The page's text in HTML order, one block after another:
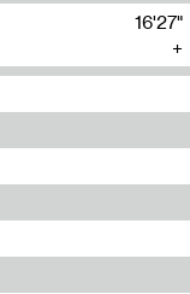
16'27"